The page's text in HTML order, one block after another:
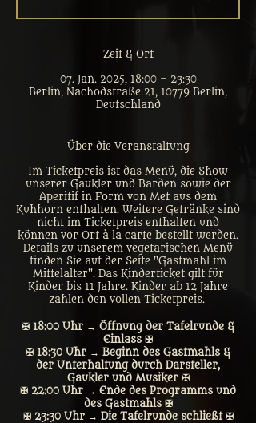
Zeit & Ort
07. Jan. 2025, 18:00 – 23:30
Berlin, Nachodstraße 21, 10779 Berlin,
Deutschland
Über die Veranstaltung
Im Ticketpreis ist das Menü, die Show
unserer Gaukler und Barden sowie der
Aperitif in Form von Met aus dem
Kuhhorn enthalten. Weitere Getränke sind
nicht im Ticketpreis enthalten und
können vor Ort à la carte bestellt werden.
Details zu unserem vegetarischen Menü
finden Sie auf der Seite "Gastmahl im
Mittelalter". Das Kinderticket gilt für
Kinder bis 11 Jahre. Kinder ab 12 Jahre
zahlen den vollen Ticketpreis.
✠ 18:00 Uhr → Öffnung der Tafelrunde &
Einlass ✠
✠ 18:30 Uhr → Beginn des Gastmahls &
der Unterhaltung durch Darsteller,
Gaukler und Musiker ✠
✠ 22:00 Uhr → Ende des Programms und
des Gastmahls ✠
✠ 23:30 Uhr → Die Tafelrunde schließt ✠